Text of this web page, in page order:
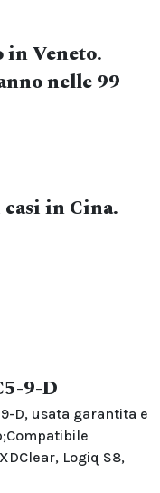
in Veneto.
nelle 99
in Cina.
9-D
D, usata garantita e
Logiq S8,